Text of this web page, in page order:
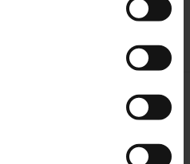
kategori